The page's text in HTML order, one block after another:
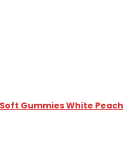
Gummies White Peach